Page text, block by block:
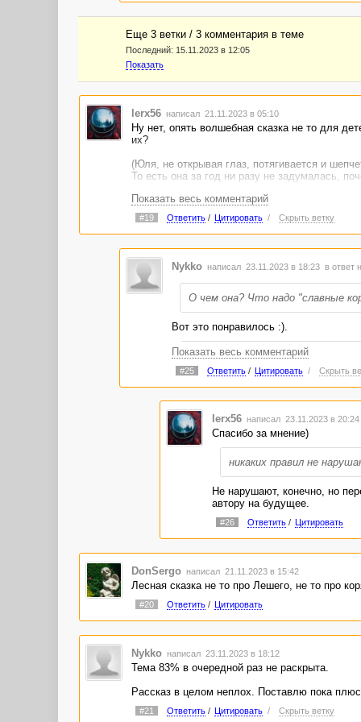
Еще 3 ветки / 3 комментария в темe
Последний: 15.11.2023 в 12:05
Показать
lerx56 написал 21.11.2023 в 05:10
Ну нет, опять волшебная сказка не то для
их?
(Юля, не открывая глаз, потягивается и
То есть она за год ни разу не задумалась,
(обнаружила на тумбочке странное кукольное
В смысле "обнаружила"? Она же туда сама
Дальше следует инфодамп, раздвигающий
Остальное написано складно, первая
детскосадовский безыдейный сюжет.
Показать весь комментарий
#19 Ответить/ Цитировать / Скрыть ветку
Nykko написал 23.11.2023 в 18:23 в ответ
О чем она? Что надо "славные
Вот это понравилось :).
(Юля, не открывая глаз,
То есть она за год ни разу не
раньше она ее что - не замечала?
(обнаружила на тумбочке
В смысле "обнаружила"? Она же
Тут имеется в виду, что ожившее.
понял, о чем речь идет.
Дальше следует инфодамп,
Показать весь комментарий
#25 Ответить/ Цитировать / Скрыть
lerx56 написал 23.11.2023 в 20:24
Спасибо за мнение)
никаких правил не
Не нарушают, конечно, но
автору на будущее.
#26 Ответить/ Цитировать
DonSergo написал 21.11.2023 в 15:42
Лесная сказка не то про Лешего, не то про
#20 Ответить/ Цитировать
Nykko написал 23.11.2023 в 18:12
Тема 83% в очередной раз не раскрыта.
Рассказ в целом неплох. Поставлю пока
#21 Ответить/ Цитировать / Скрыть ветку